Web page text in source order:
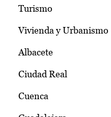
Turismo
Vivienda y Urbanismo
Albacete
Ciudad Real
Cuenca